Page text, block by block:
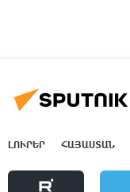
ԼՈՒՐԵՐ ՀԱՅԱՍՏԱՆ